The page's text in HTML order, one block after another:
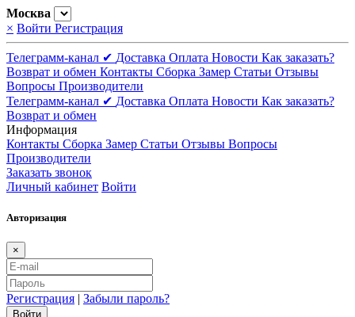
Москва
× Войти Регистрация
Телеграмм-канал ✔ Доставка Оплата Новости Как заказать?
Возврат и обмен Контакты Сборка Замер Статьи Отзывы
Вопросы Производители
Телеграмм-канал ✔ Доставка Оплата Новости Как заказать?
Возврат и обмен
Информация
Контакты Сборка Замер Статьи Отзывы Вопросы
Производители
Заказать звонок
Личный кабинет Войти
Авторизация
×
Регистрация | Забыли пароль?
Войти